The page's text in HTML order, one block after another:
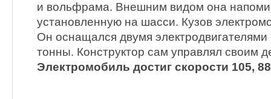
и вольфрама. Внешним видом она
установленную на шасси. Кузов
Он оснащался двумя
тонны. Конструктор сам управлял своим
Электромобиль достиг скорости 105,